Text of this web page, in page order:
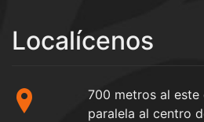
Localícenos
700 metros al este
paralela al centro